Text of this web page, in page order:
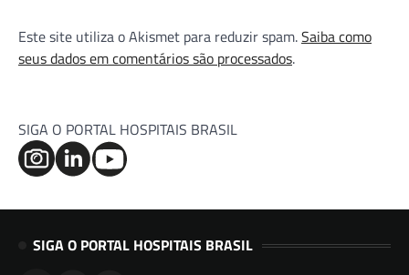
Este site utiliza o Akismet para reduzir spam.Saiba como
seus dados em comentários são processados.
SIGA O PORTAL HOSPITAIS BRASIL
SIGA O PORTAL HOSPITAIS BRASIL